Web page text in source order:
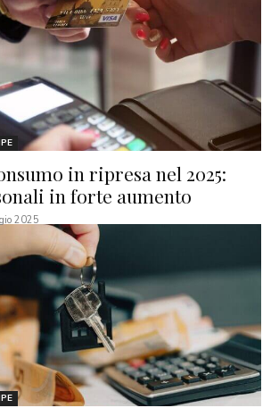
in ripresa nel 2025:
in forte aumento
2025